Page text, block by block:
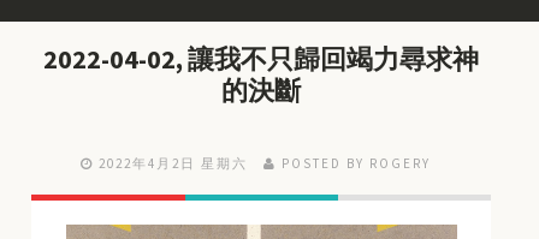
2022-04-02, 讓我不只歸回竭力尋求神
的決斷
2022年4月2日 星期六 POSTED BY ROGERY